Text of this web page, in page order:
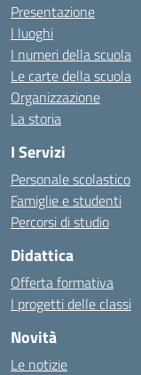
Presentazione
I luoghi
I numeri della scuola
Le carte della scuola
Organizzazione
La storia
I Servizi
Personale scolastico
Famiglie e studenti
Percorsi di studio
Didattica
Offerta formativa
I progetti delle classi
Novità
Le notizie